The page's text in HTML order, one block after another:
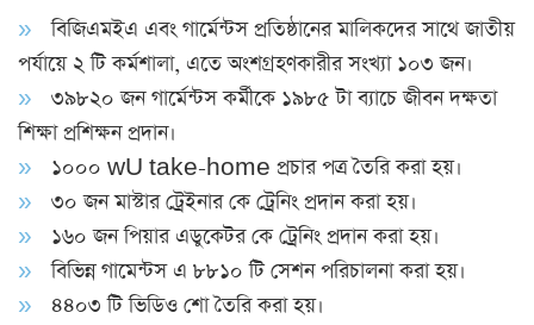
বিজিএমইএ এবং গার্মেন্টস প্রতিষ্ঠানের মালিকদের সাথে জাতীয়
পর্যায়ে ২ টি কর্মশালা, এতে অংশগ্রহণকারীর সংখ্যা ১০৩ জন।
৩৯৮২০ জন গার্মেন্টস কর্মীকে ১৯৮৫ টা ব্যাচে জীবন দক্ষতা
শিক্ষা প্রশিক্ষন প্রদান।
১০০০ wU take-home প্রচার পত্র তৈরি করা হয়।
৩০ জন মাস্টার ট্রেইনার কে ট্রেনিং প্রদান করা হয়।
১৬০ জন পিয়ার এডুকেটর কে ট্রেনিং প্রদান করা হয়।
বিভিন্ন গামেন্টস এ ৮৮১০ টি সেশন পরিচালনা করা হয়।
৪৪০৩ টি ভিডিও শো তৈরি করা হয়।